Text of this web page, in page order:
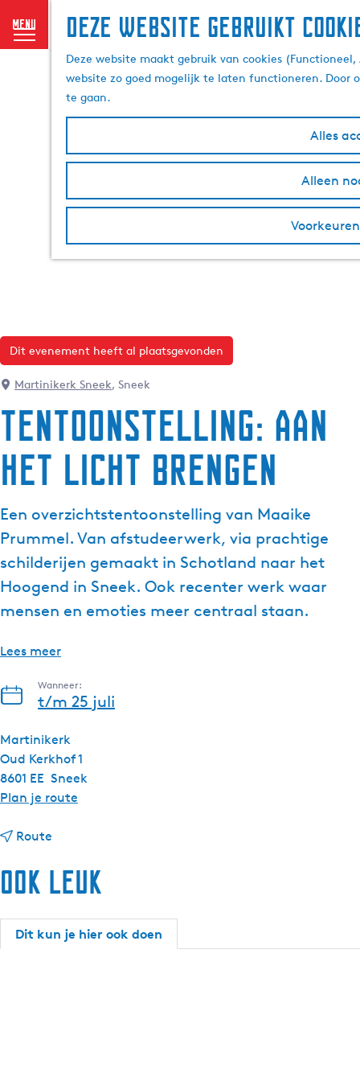
Deze website gebruikt
Deze website maakt gebruik van cookies
website zo goed mogelijk te laten functioneren. Door
te gaan.
Alles
Alleen
menu
a
n
a
d
h
m
e
e
Tentoonstelling: Aan
het licht brengen
Dit evenement heeft al plaatsgevonden
Martinikerk Sneek, Sneek
Een overzichtstentoonstelling van Maaike
Prummel. Van afstudeerwerk, via prachtige
schilderijen gemaakt in Schotland naar het
Hoogend in Sneek. Ook recenter werk waar
mensen en emoties meer centraal staan.
Lees meer
Ook leuk
Dit kun je hier ook doen
Wanneer:
t/m 25 juli
Martinikerk
Oud Kerkhof 1
8601 EE Sneek
Plan je route
T
e
t
Route
a
r
e